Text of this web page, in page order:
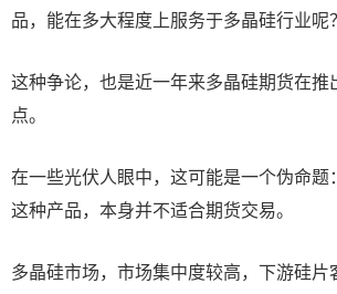
品，能在多大程度上服务于多晶硅行业呢？
这种争论，也是近一年来多晶硅期货在推
点。
在一些光伏人眼中，这可能是一个伪命题
这种产品，本身并不适合期货交易。
多晶硅市场，市场集中度较高，下游硅片